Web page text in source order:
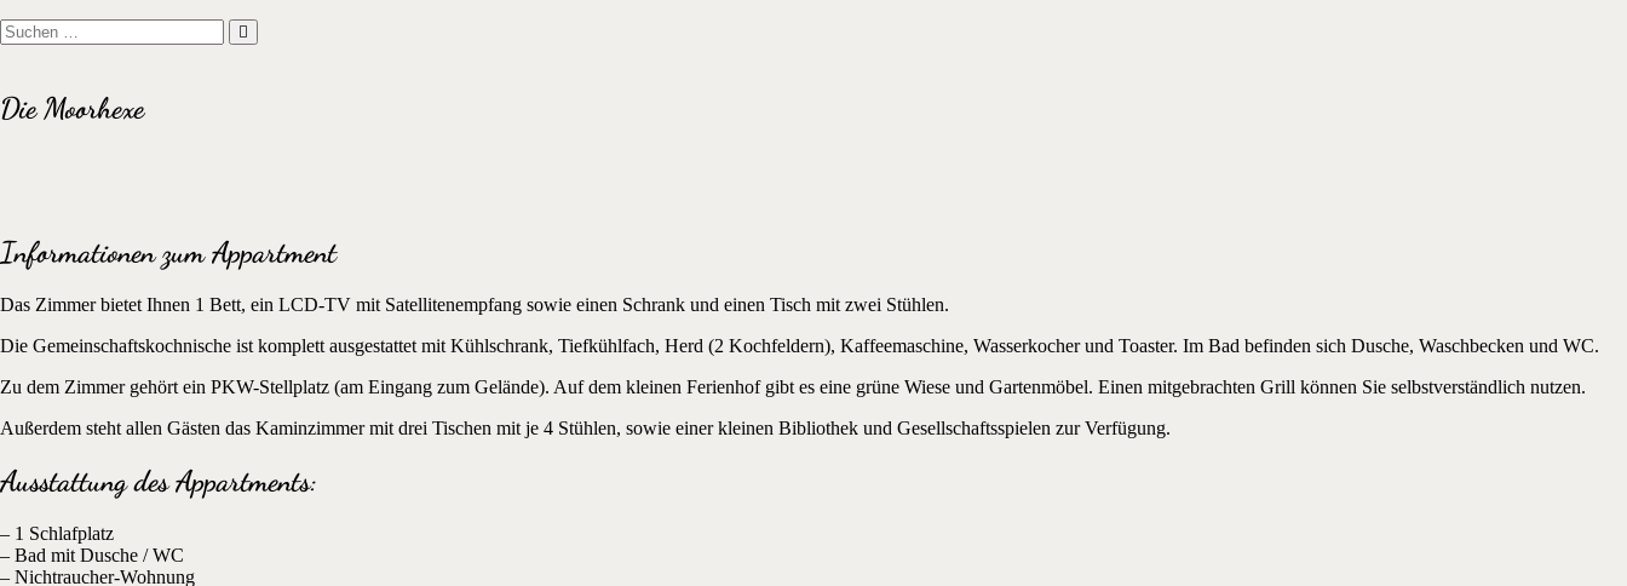
Suchen
nach:
Die Moorhexe
Informationen zum Appartment
Das Zimmer bietet Ihnen 1 Bett, ein LCD-TV mit Satellitenempfang sowie einen Schrank und einen Tisch mit zwei Stühlen.
Die Gemeinschaftskochnische ist komplett ausgestattet mit Kühlschrank, Tiefkühlfach, Herd (2 Kochfeldern), Kaffeemaschine, Wasserkocher und Toaster. Im Bad befinden sich Dusche, Waschbecken und WC.
Zu dem Zimmer gehört ein PKW-Stellplatz (am Eingang zum Gelände). Auf dem kleinen Ferienhof gibt es eine grüne Wiese und Gartenmöbel. Einen mitgebrachten Grill können Sie selbstverständlich nutzen.
Außerdem steht allen Gästen das Kaminzimmer mit drei Tischen mit je 4 Stühlen, sowie einer kleinen Bibliothek und Gesellschaftsspielen zur Verfügung.
Ausstattung des Appartments:
– 1 Schlafplatz
– Bad mit Dusche / WC
– Nichtraucher-Wohnung